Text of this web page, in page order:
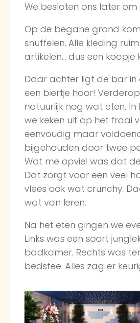
We besloten ons later
Op de begane grond
snuffelen. Alle kleding
artikelen… dus een koopje
Daar achter ligt de bar in
een biertje hoor!
natuurlijk nog wat eten.
we keken uit op het fraai
eenvoudig maar
bijgehouden door twee
Wat me opviel was dat
Dat zorgt voor een veel
vlees ook wat crunchy.
wat van leren.
Na het eten gingen we
Links was een soort
badkamer. Rechts was
bedstee. Alles zag er